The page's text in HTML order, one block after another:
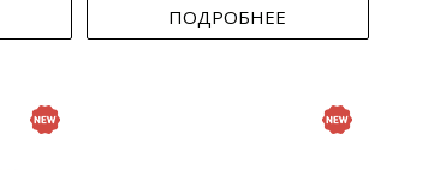
ПОДРОБНЕЕ